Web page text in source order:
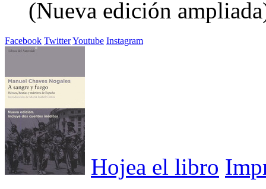
(Nueva edición
Facebook TwitterYoutube Instagram
Hojea el libro